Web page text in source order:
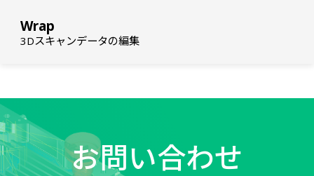
Wrap
3Dスキャンデータの編集
お問い合わせ